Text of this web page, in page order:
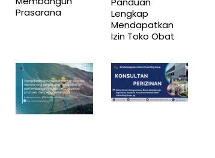
Prasarana
Lengkap
Mendapatkan
Izin Toko Obat